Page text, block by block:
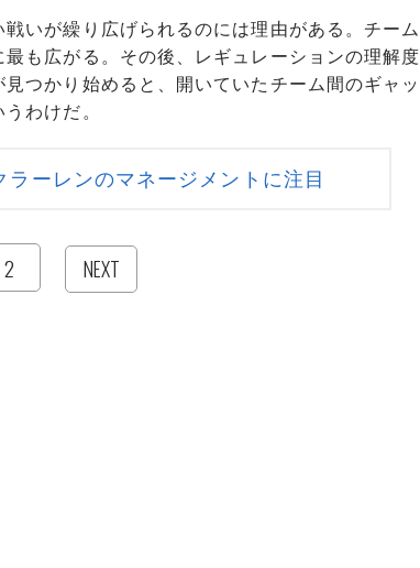
いが繰り広げられるのには理由がある。チーム
も広がる。その後、レギュレーションの理解度
つかり始めると、開いていたチーム間のギャッ
わけだ。
ーレンのマネージメントに注目
2 NEXT